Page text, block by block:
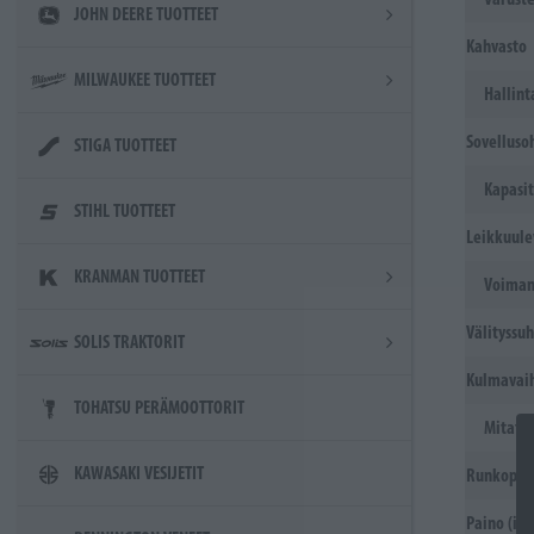
JOHN DEERE TUOTTEET
MILWAUKEE TUOTTEET
STIGA TUOTTEET
STIHL TUOTTEET
KRANMAN TUOTTEET
SOLIS TRAKTORIT
TOHATSU PERÄMOOTTORIT
KAWASAKI VESIJETIT
Kahvasto
Mitat
Paino